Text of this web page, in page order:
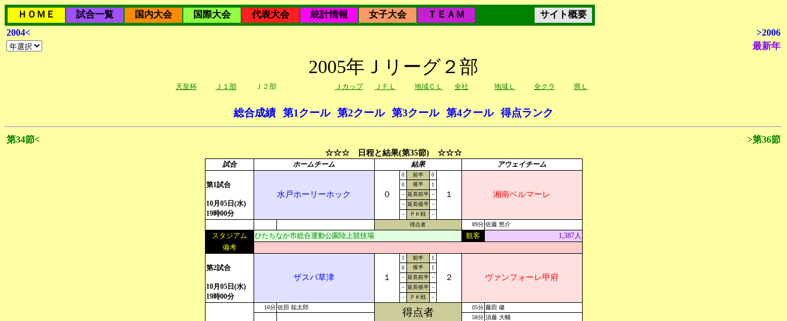
ＨＯＭＥ 試合一覧 国内大会 国際大会 代表大会 統計情報 女子大会 ＴＥＡＭ
サイト概要
2004<
>2006
最新年
2005年Ｊリーグ２部
天皇杯 Ｊ１部 Ｊ２部 Ｊカップ ＪＦＬ 地域ＣＬ 全社 地域Ｌ 全クラ 県Ｌ
総合成績 第1クール 第2クール 第3クール 第4クール 得点ランク
第34節< >第36節
☆☆☆ 日程と結果(第35節) ☆☆☆
試合 ホームチーム 結果 アウェイチーム
第1試合
10月05日(水)
19時00分
水戸ホーリーホック ０
0 前半 0
１ 湘南ベルマーレ
0 後半
1
－ 延長前半 －
－ 延長後半 －
－
ＰＫ戦
－
得点者
89分 佐藤 悠介
スタジアム ひたちなか市総合運動公園陸上競技場 観客
1,387人
備考
第2試合
10月05日(水)
19時00分
ザスパ草津 １
1 前半 1
２ ヴァンフォーレ甲府
0 後半
1
－ 延長前半 －
－ 延長後半 －
－
ＰＫ戦 －
16分 佐田 聡太郎 得点者 05分 藤田 健
58分 須藤 大輔